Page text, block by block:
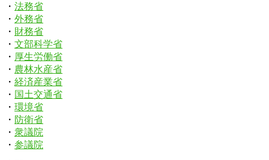
・ 法務省
・ 外務省
・ 財務省
・ 文部科学省
・ 厚生労働省
・ 農林水産省
・ 経済産業省
・ 国土交通省
・ 環境省
・ 防衛省
・ 衆議院
・ 参議院